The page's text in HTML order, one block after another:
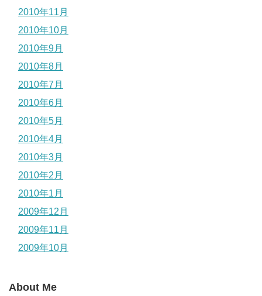
2010年11月
2010年10月
2010年9月
2010年8月
2010年7月
2010年6月
2010年5月
2010年4月
2010年3月
2010年2月
2010年1月
2009年12月
2009年11月
2009年10月
About Me